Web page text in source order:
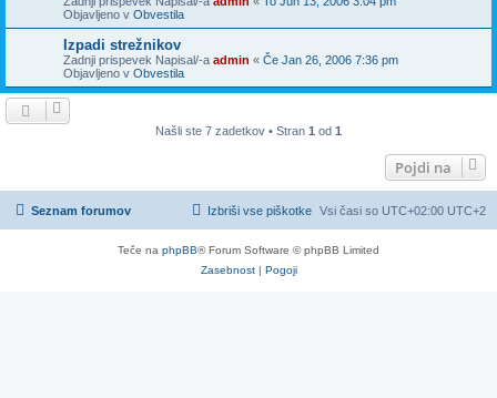
Objavljeno v Obvestila
Izpadi strežnikov
Zadnji prispevek Napisal/-a admin « Če Jan 26, 2006 7:36 pm
Objavljeno v Obvestila
Našli ste 7 zadetkov • Stran 1 od 1
Pojdi na
Seznam forumov Vsi časi so UTC+02:00 UTC+2
Izbriši vse piškotke
Teče na phpBB® Forum Software © phpBB Limited
Zasebnost| Pogoji